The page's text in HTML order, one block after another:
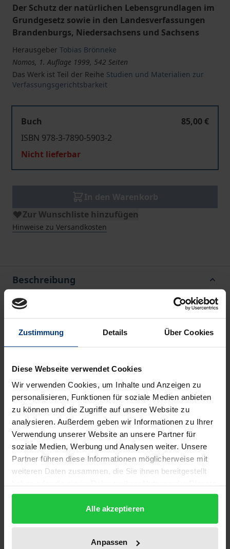
Zustimmung Details Über Cookies
Diese Webseite verwendet Cookies
Wir verwenden Cookies, um Inhalte und Anzeigen zu
personalisieren, Funktionen für soziale Medien anbieten
zu können und die Zugriffe auf unsere Website zu
analysieren. Außerdem geben wir Informationen zu Ihrer
Verwendung unserer Website an unsere Partner für
soziale Medien, Werbung und Analysen weiter. Unsere
Partner führen diese Informationen möglicherweise mit
weiteren Daten zusammen, die Sie ihnen bereitgestellt
gesammelt haben.
Alle akzeptieren
Anpassen
Der Schutz der natürlichen Lebensgrundlagen im
Grundgesetz sowie in den Landesverfassungen
Brandenburgs, Niedersachsens und Sachsens
Herausgeber Tobias Brönneke
Nomos, 1. Auflage 1999, 542 Seiten
Das Werk ist Teil der Reihe Studien und Materialien zur
Verfassungsgerichtsbarkeit
Buch
85,00 €
ISBN 978-3-7890-5903-2
Nicht lieferbar
Zur Wunschliste hinzufügen
Hinweise zu Versandkosten
Beschreibung
Mit dem neuen Art. 20a GG wurde die Erhaltung
Staatsziel erhoben. Die Verfassungen der
sehr detaillierte – Umweltverfassungsnormen. Die
Diskussion um die Auswirkungen der neuen
Normen hat jedoch erst begonnen. Was hat die
Rechtsprechung künftig zu beachten? Führt Art. 20 a
zu einer Machtverlagerung zuungunsten des
Parlaments? Welcher Entscheidungsspielraum
besteht, wenn zwischen Interessen des
Umweltschutzes und gegenläufigen Belangen
Ausgehend von einer Analyse des
Entstehungsprozesses der
Umweltverfassungsnormen erarbeitet der Verfasser
den genauen dogmatischen Gehalt dieser Normen